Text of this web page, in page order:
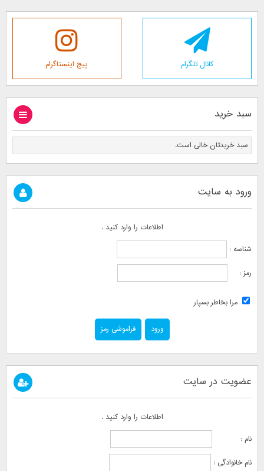
کانال تلگرام پیج اینستاگرام
سبد خرید
سبد خریدتان خالی است.
ورود به سایت
اطلاعات را وارد کنید .
شناسه :
رمز :
مرا بخاطر بسپار
فراموشی رمز
عضویت در سایت
اطلاعات را وارد کنید .
نام :
نام خانوادگی :